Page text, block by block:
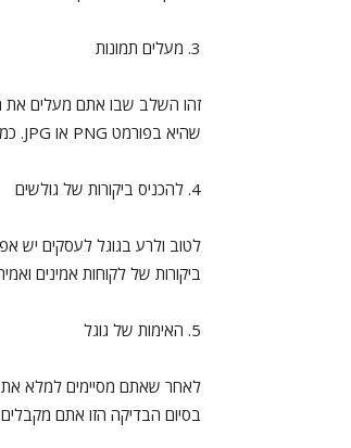
3. מעלים תמונות
זהו השלב שבו אתם מעלים את
שהיא בפורמט PNG או JPG. כמו כן, גודל התמונה צריך להיות בין 5MB ל-10KB וברזולוציית 720X720 פיקסלים.
4. להכניס ביקורות של גולשים
לטוב ולרע בגוגל לעסקים יש
ביקורות של לקוחות אמינים
5. האימות של גוגל
לאחר שאתם מסיימים למלא את
בסיום הבדיקה הזו אתם